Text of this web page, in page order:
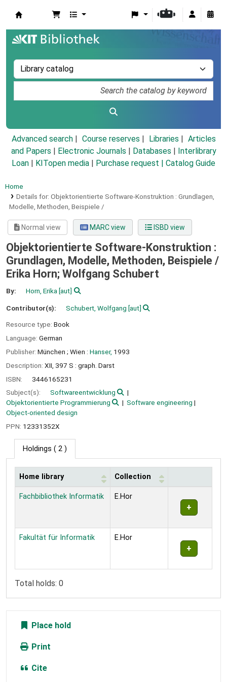
Advanced search Course reserves Libraries
Articles
and Papers
Electronic Journals Databases
Interlibrary
Loan
KITopen media Purchase request | Catalog Guide
Home
Details for: Objektorientierte Software-Konstruktion : Grundlagen,
Modelle, Methoden, Beispiele /
Normal view MARC view ISBD view
Objektorientierte Software-Konstruktion :
Grundlagen, Modelle, Methoden, Beispiele /
Erika Horn; Wolfgang Schubert
By: Horn, Erika [aut]
Contributor(s): Schubert, Wolfgang [aut]
Resource type: Book
Language: German
Publisher: München ; Wien : Hanser, 1993
Description: XII, 397 S : graph. Darst
ISBN:
3446165231
Subject(s):
Softwareentwicklung
Objektorientierte Programmierung
Software engineering
Object-oriented design
PPN: 12331352X
Holdings ( 2 )
Holdings
Home library Collection
Fachbibliothek Informatik E.Hor
Fakultät für Informatik E.Hor
Total holds: 0
Place hold
Print
Cite